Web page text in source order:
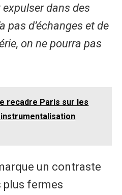
expulser dans des
pas d’échanges et de
on ne pourra pas
recadre Paris sur les
un contraste
plus fermes